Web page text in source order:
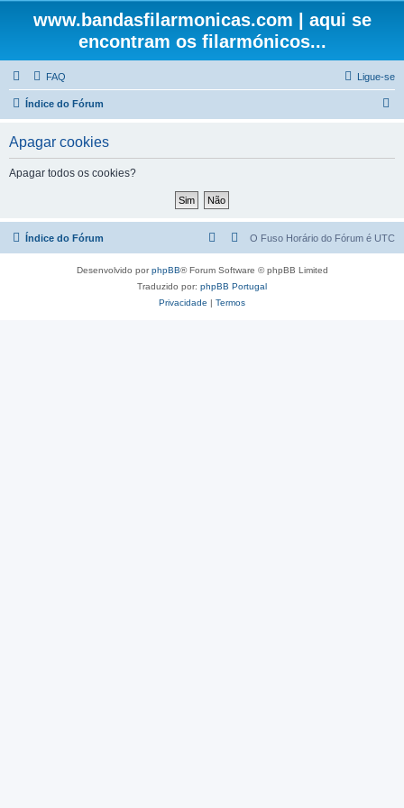
www.bandasfilarmonicas.com | aqui se
encontram os filarmónicos...
FAQ Ligue-se
Índice do Fórum
a
Apagar cookies
Apagar todos os cookies?
Índice do Fórum O Fuso Horário do Fórum é UTC
Desenvolvido porphpBB® Forum Software © phpBB Limited
Traduzido por: phpBB Portugal
Privacidade | Termos